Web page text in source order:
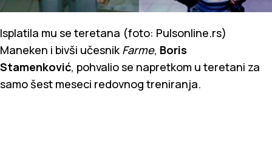
Isplatila mu se teretana (foto: Pulsonline.rs)
Maneken i bivši učesnik Farme, Boris
Stamenković, pohvalio se napretkom u teretani za
samo šest meseci redovnog treniranja.